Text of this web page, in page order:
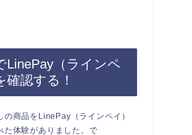
LinePay（ラインペ
認する！
商品をLinePay（ラインペイ）
た体験がありました。で